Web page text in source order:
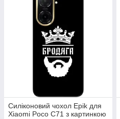
Силіконовий чохол Epik для
Xiaomi Poco C71 з картинкою